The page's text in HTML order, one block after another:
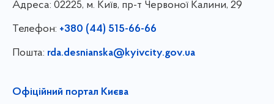
Адреса: 02225, м. Київ, пр-т Червоної Калини, 29
Телефон: +380 (44) 515-66-66
Пошта: rda.desnianska@kyivcity.gov.ua
Офіційний портал Києва